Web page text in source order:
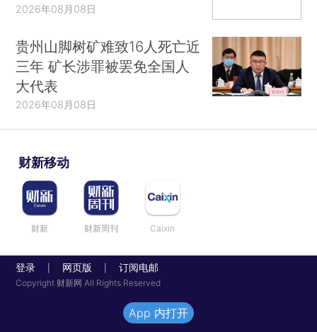
2026年08月08日
贵州山脚树矿难致16人死亡近
三年 矿长涉罪被罢免全国人
大代表
2026年08月08日
财新移动
财新 财新周刊 Caixin
登录 网页版 订阅电邮
Copyright 财新网 All Rights Reserved
App 内打开